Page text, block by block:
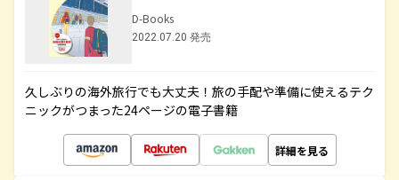
D-Books
2022.07.20 発売
久しぶりの海外旅行でも大丈夫！旅の手配や準備に使えるテク
ニックがつまった24ページの電子書籍
詳細を見る